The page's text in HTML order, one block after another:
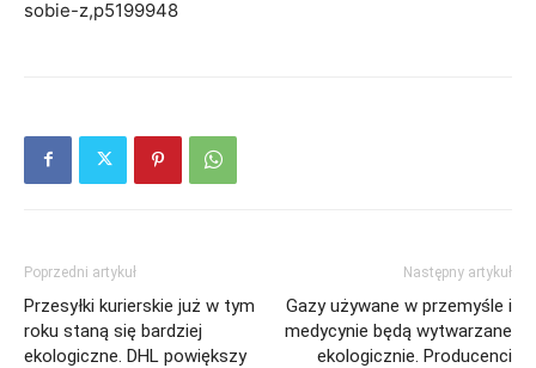
sobie-z,p5199948
Poprzedni artykuł
Przesyłki kurierskie już w tym
roku staną się bardziej
ekologiczne. DHL powiększy
Następny artykuł
Gazy używane w przemyśle i
medycynie będą wytwarzane
ekologicznie. Producenci